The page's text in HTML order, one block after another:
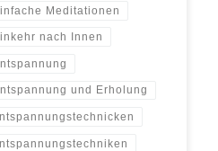
Meditationen
nach Innen
und Erholung